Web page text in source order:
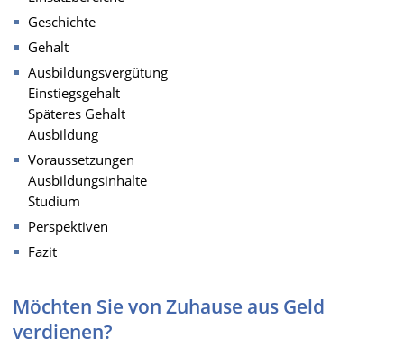
Geschichte
Gehalt
Ausbildungsvergütung
Einstiegsgehalt
Späteres Gehalt
Ausbildung
Voraussetzungen
Ausbildungsinhalte
Studium
Perspektiven
Fazit
Möchten Sie von Zuhause aus Geld
verdienen?